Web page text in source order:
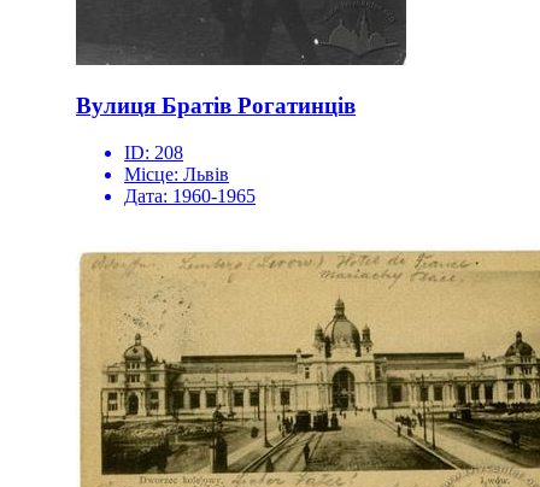
Вулиця Братів Рогатинців
ID: 208
Місце: Львів
Дата: 1960-1965